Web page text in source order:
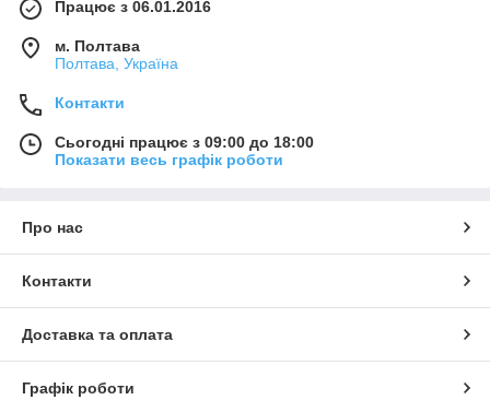
Працює з 06.01.2016
м. Полтава
Полтава, Україна
Контакти
Сьогодні працює з 09:00 до 18:00
Показати весь графік роботи
Про нас
Контакти
Доставка та оплата
Графік роботи